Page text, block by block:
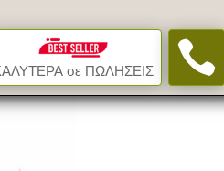
σε ΠΩΛΗΣΕΙΣ 